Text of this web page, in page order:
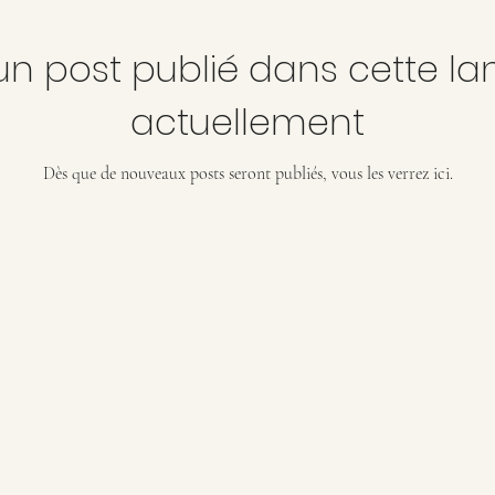
post publié dans cette
actuellement
Dès que de nouveaux posts seront publiés, vous les verrez ici.